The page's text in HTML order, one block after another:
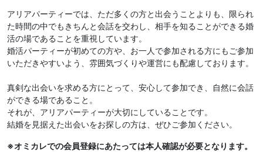
アリアパーティーでは、ただ多くの方と出会うことよりも、限られ
た時間の中でもきちんと会話を交わし、相手を知ることができる婚
活の場であることを重視しています。
婚活パーティーが初めての方や、お一人で参加される方にもご参加
いただきやすいよう、雰囲気づくりや運営にも配慮しております。
真剣な出会いを求める方にとって、安心して参加でき、自然に会話
ができる場であること。
それが、アリアパーティーが大切にしていることです。
結婚を見据えた出会いをお探しの方は、ぜひご参加ください。
※オミカレでの会員登録にあたっては本人確認が必要となります。